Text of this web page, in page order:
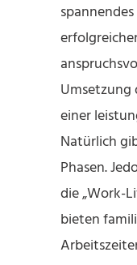
Umsetzung
einer
Natürlich
Phasen.
die „Work-
bieten